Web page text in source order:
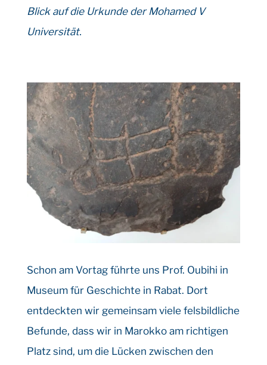
Blick auf die Urkunde der Mohamed V
Universität.
Schon am Vortag führte uns Prof. Oubihi in
Museum für Geschichte in Rabat. Dort
entdeckten wir gemeinsam viele felsbildliche
Befunde, dass wir in Marokko am richtigen
Platz sind, um die Lücken zwischen den